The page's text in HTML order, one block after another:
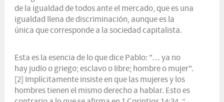
de la igualdad de todos ante el mercado, que es una
igualdad llena de discriminación, aunque es la
única que corresponde a la sociedad capitalista.
Esta es la esencia de lo que dice Pablo: "… ya no
hay judío o griego; esclavo o libre; hombre o mujer".
[2]
Implícitamente insiste en que las mujeres y los
hombres tienen el mismo derecho a hablar. Esto es